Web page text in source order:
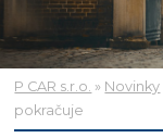
P CAR s.r.o. » Novinky
pokračuje